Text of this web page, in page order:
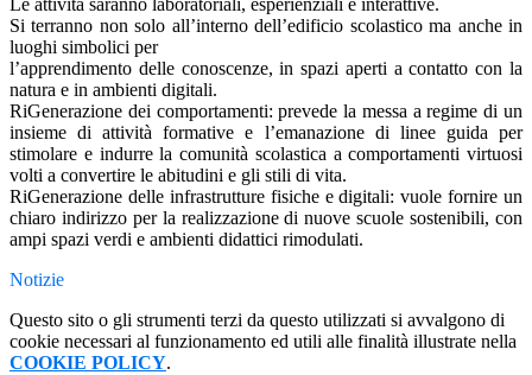
Le attività saranno laboratoriali, esperienziali e interattive.
Si terranno non solo all’interno dell’edificio scolastico ma anche in
luoghi simbolici per
l’apprendimento delle conoscenze, in spazi aperti a contatto con la
natura e in ambienti digitali.
RiGenerazione dei comportamenti: prevede la messa a regime di un
insieme di attività formative e l’emanazione di linee guida per
stimolare e indurre la comunità scolastica a comportamenti virtuosi
volti a convertire le abitudini e gli stili di vita.
RiGenerazione delle infrastrutture fisiche e digitali: vuole fornire un
chiaro indirizzo per la realizzazione di nuove scuole sostenibili, con
ampi spazi verdi e ambienti didattici rimodulati.
Notizie
Questo sito o gli strumenti terzi da questo utilizzati si avvalgono di
cookie necessari al funzionamento ed utili alle finalità illustrate nella
COOKIE POLICY.